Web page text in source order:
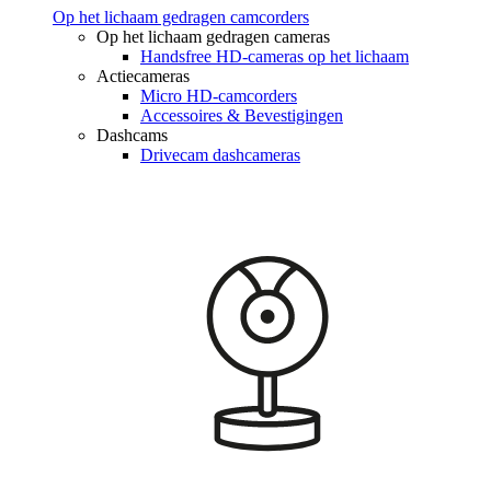
Op het lichaam gedragen camcorders
Op het lichaam gedragen cameras
Handsfree HD-cameras op het lichaam
Actiecameras
Micro HD-camcorders
Accessoires & Bevestigingen
Dashcams
Drivecam dashcameras